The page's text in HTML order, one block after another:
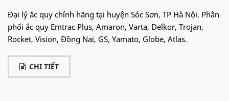
Đại lý ắc quy chính hãng tại huyện Sóc Sơn, TP Hà Nội. Phân
phối ắc quy Emtrac Plus, Amaron, Varta, Delkor, Trojan,
Rocket, Vision, Đồng Nai, GS, Yamato, Globe, Atlas.
CHI TIẾT